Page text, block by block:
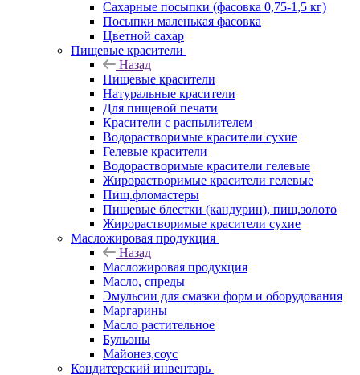
Сахарные посыпки (фасовка 0,75-1,5 кг)
Посыпки маленькая фасовка
Цветной сахар
Пищевые красители
Назад
Пищевые красители
Натуральные красители
Для пищевой печати
Красители с распылителем
Водорастворимые красители сухие
Гелевые красители
Водорастворимые красители гелевые
Жирорастворимые красители гелевые
Пищ.фломастеры
Пищевые блестки (кандурин), пищ.золото
Жирорастворимые красители сухие
Масложировая продукция
Назад
Масложировая продукция
Масло, спреды
Эмульсии для смазки форм и оборудования
Маргарины
Масло растительное
Бульоны
Майонез,соус
Кондитерский инвентарь